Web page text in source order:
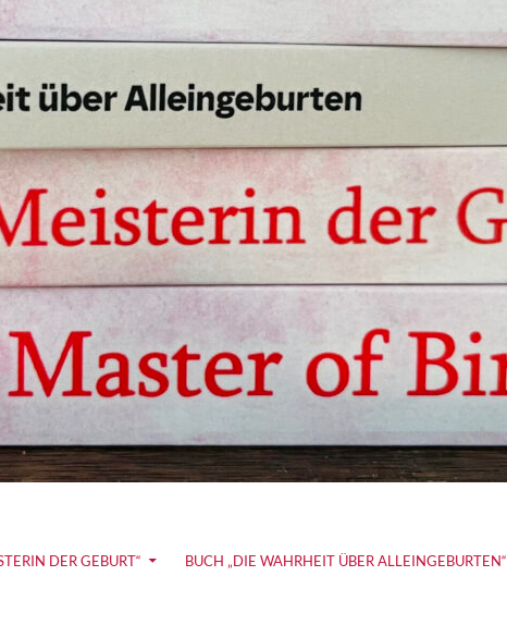
DER GEBURT“ BUCH „DIE WAHRHEIT ÜBER ALLEINGEBURTEN“